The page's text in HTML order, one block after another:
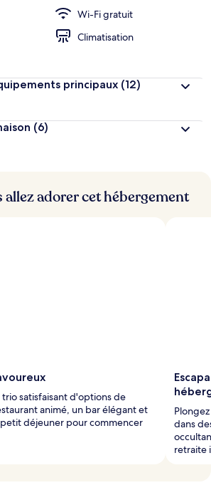
Wi-Fi gratuit
Climatisation
principaux (12)
(6)
adorer cet hébergement
satisfaisant d'options de
animé, un bar élégant et
déjeuner pour commencer
dans
retraite